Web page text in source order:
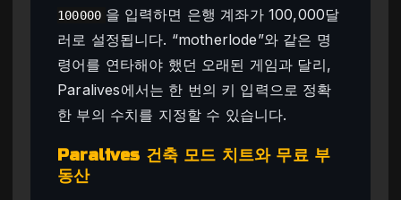
100000 을 입력하면 은행 계좌가 100,000달
러로 설정됩니다. “motherlode”와 같은 명
령어를 연타해야 했던 오래된 게임과 달리,
Paralives에서는 한 번의 키 입력으로 정확
한 부의 수치를 지정할 수 있습니다.
Paralives 건축 모드 치트와 무료 부
동산